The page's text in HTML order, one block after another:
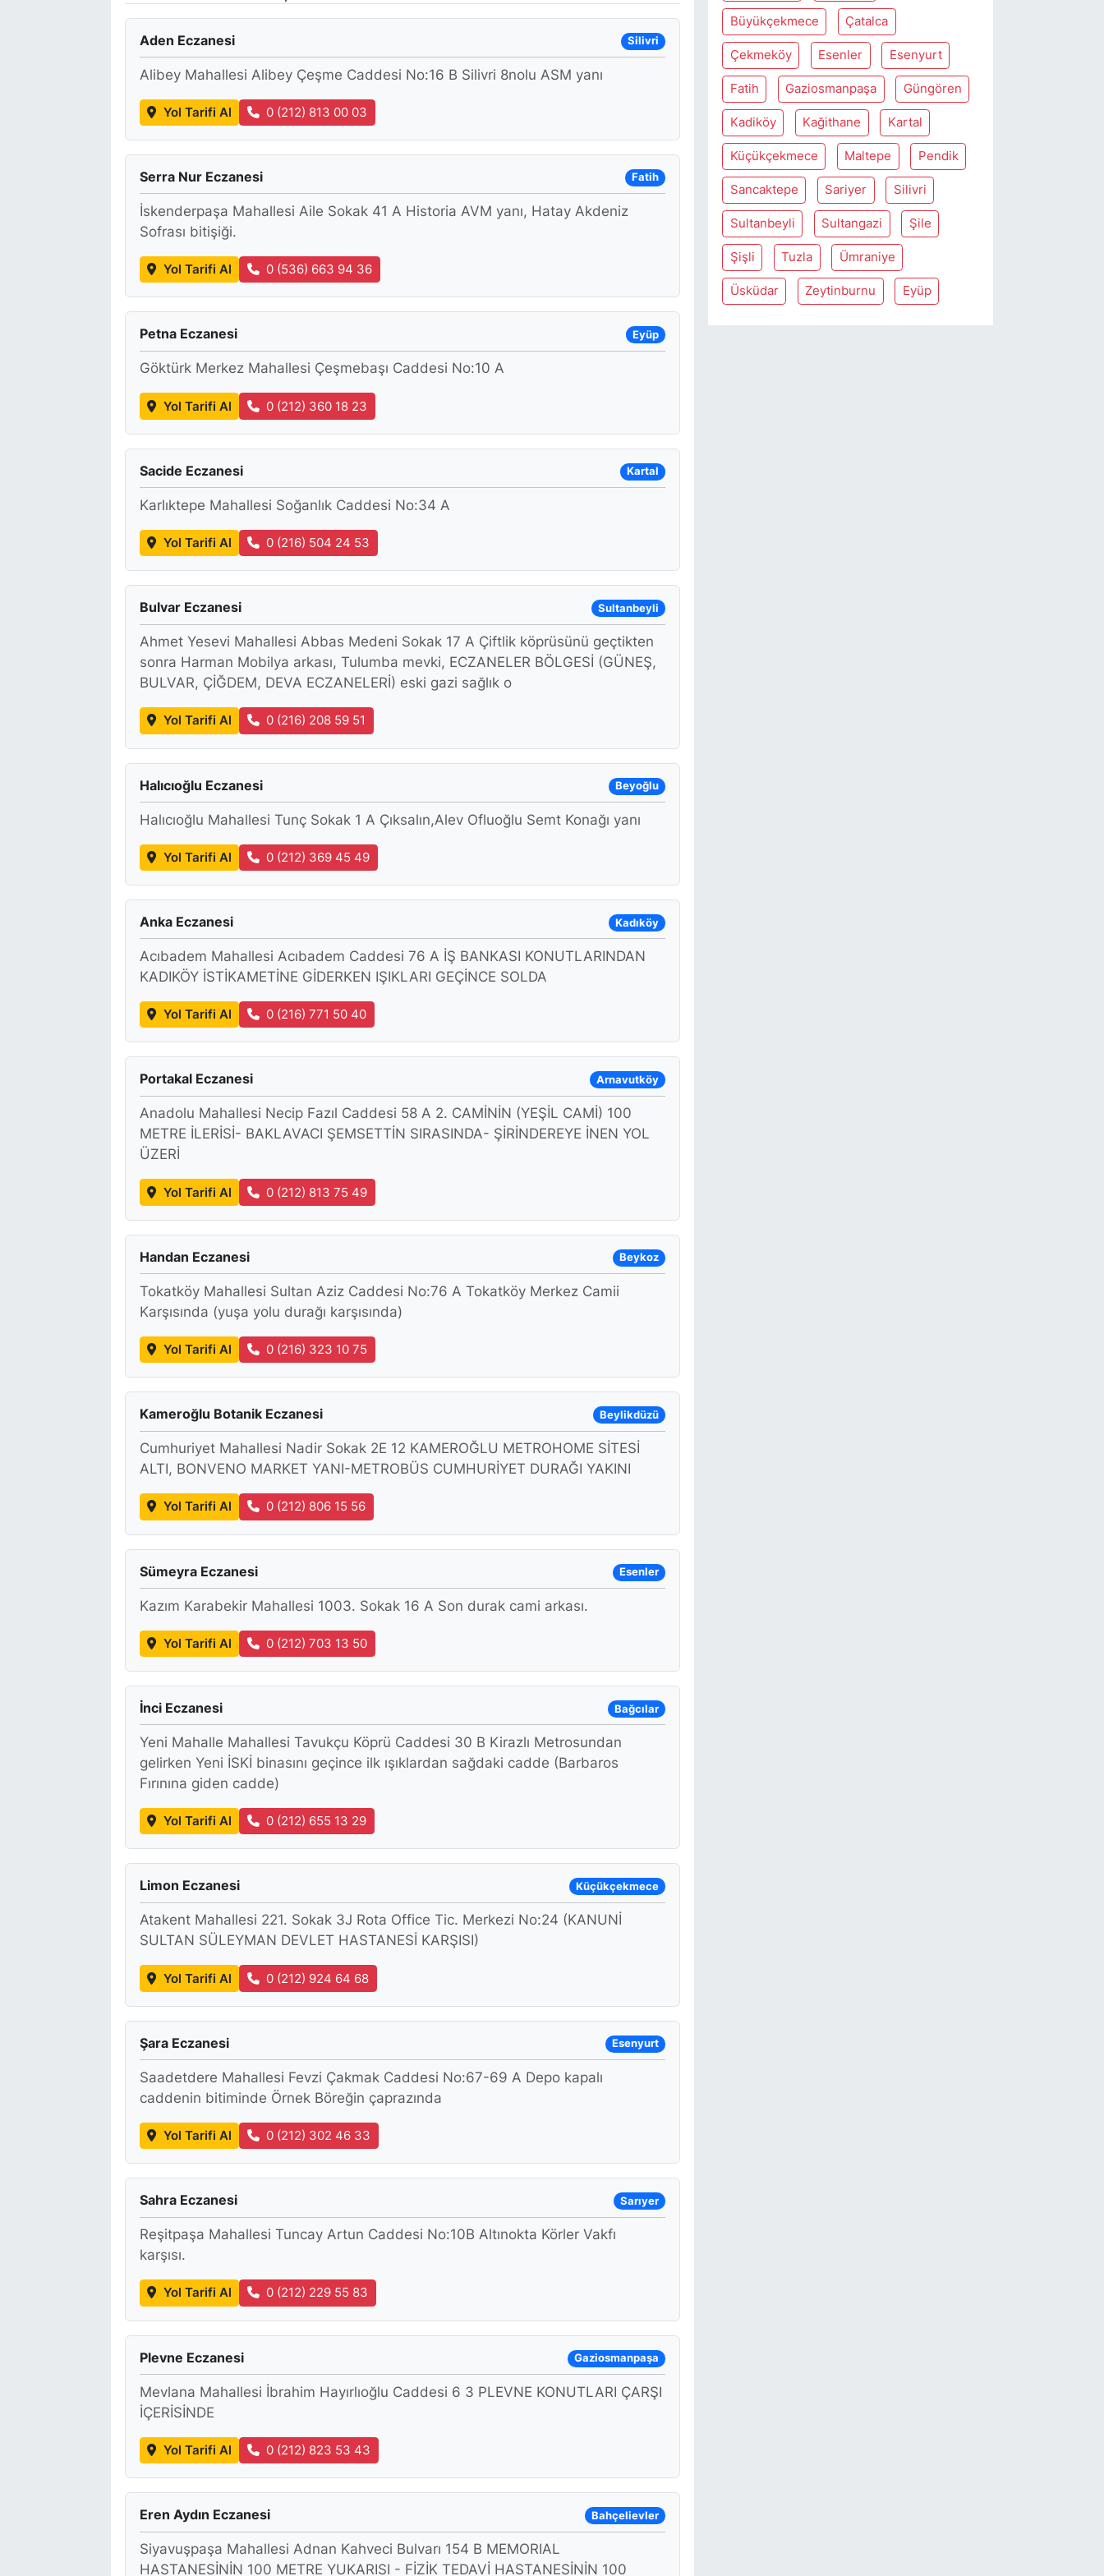
Aden Eczanesi Silivri
Alibey Mahallesi Alibey Çeşme Caddesi No:16 B Silivri 8nolu ASM yanı
Yol Tarifi Al 0 (212) 813 00 03
Serra Nur Eczanesi Fatih
İskenderpaşa Mahallesi Aile Sokak 41 A Historia AVM yanı, Hatay Akdeniz
Sofrası bitişiği.
Yol Tarifi Al 0 (536) 663 94 36
Petna Eczanesi Eyüp
Göktürk Merkez Mahallesi Çeşmebaşı Caddesi No:10 A
Yol Tarifi Al 0 (212) 360 18 23
Sacide Eczanesi Kartal
Karlıktepe Mahallesi Soğanlık Caddesi No:34 A
Yol Tarifi Al 0 (216) 504 24 53
Bulvar Eczanesi Sultanbeyli
Ahmet Yesevi Mahallesi Abbas Medeni Sokak 17 A Çiftlik köprüsünü geçtikten
sonra Harman Mobilya arkası, Tulumba mevki, ECZANELER BÖLGESİ (GÜNEŞ,
BULVAR, ÇİĞDEM, DEVA ECZANELERİ) eski gazi sağlık o
Yol Tarifi Al 0 (216) 208 59 51
Halıcıoğlu Eczanesi Beyoğlu
Halıcıoğlu Mahallesi Tunç Sokak 1 A Çıksalın,Alev Ofluoğlu Semt Konağı yanı
Yol Tarifi Al 0 (212) 369 45 49
Anka Eczanesi Kadıköy
Acıbadem Mahallesi Acıbadem Caddesi 76 A İŞ BANKASI KONUTLARINDAN
KADIKÖY İSTİKAMETİNE GİDERKEN IŞIKLARI GEÇİNCE SOLDA
Yol Tarifi Al 0 (216) 771 50 40
Portakal Eczanesi Arnavutköy
Anadolu Mahallesi Necip Fazıl Caddesi 58 A 2. CAMİNİN (YEŞİL CAMİ) 100
METRE İLERİSİ- BAKLAVACI ŞEMSETTİN SIRASINDA- ŞİRİNDEREYE İNEN YOL
ÜZERİ
Yol Tarifi Al 0 (212) 813 75 49
Handan Eczanesi Beykoz
Tokatköy Mahallesi Sultan Aziz Caddesi No:76 A Tokatköy Merkez Camii
Karşısında (yuşa yolu durağı karşısında)
Yol Tarifi Al 0 (216) 323 10 75
Kameroğlu Botanik Eczanesi Beylikdüzü
Cumhuriyet Mahallesi Nadir Sokak 2E 12 KAMEROĞLU METROHOME SİTESİ
ALTI, BONVENO MARKET YANI-METROBÜS CUMHURİYET DURAĞI YAKINI
Yol Tarifi Al 0 (212) 806 15 56
Sümeyra Eczanesi Esenler
Kazım Karabekir Mahallesi 1003. Sokak 16 A Son durak cami arkası.
Yol Tarifi Al 0 (212) 703 13 50
İnci Eczanesi Bağcılar
Yeni Mahalle Mahallesi Tavukçu Köprü Caddesi 30 B Kirazlı Metrosundan
gelirken Yeni İSKİ binasını geçince ilk ışıklardan sağdaki cadde (Barbaros
Fırınına giden cadde)
Yol Tarifi Al 0 (212) 655 13 29
Limon Eczanesi Küçükçekmece
Atakent Mahallesi 221. Sokak 3J Rota Office Tic. Merkezi No:24 (KANUNİ
SULTAN SÜLEYMAN DEVLET HASTANESİ KARŞISI)
Yol Tarifi Al 0 (212) 924 64 68
Şara Eczanesi Esenyurt
Saadetdere Mahallesi Fevzi Çakmak Caddesi No:67-69 A Depo kapalı
caddenin bitiminde Örnek Böreğin çaprazında
Yol Tarifi Al 0 (212) 302 46 33
Sahra Eczanesi Sarıyer
Reşitpaşa Mahallesi Tuncay Artun Caddesi No:10B Altınokta Körler Vakfı
karşısı.
Yol Tarifi Al 0 (212) 229 55 83
Plevne Eczanesi Gaziosmanpaşa
Mevlana Mahallesi İbrahim Hayırlıoğlu Caddesi 6 3 PLEVNE KONUTLARI ÇARŞI
İÇERİSİNDE
Yol Tarifi Al 0 (212) 823 53 43
Eren Aydın Eczanesi Bahçelievler
Siyavuşpaşa Mahallesi Adnan Kahveci Bulvarı 154 B MEMORIAL
HASTANESİNİN 100 METRE YUKARISI - FİZİK TEDAVİ HASTANESİNİN 100
Büyükçekmece Çatalca
Çekmeköy Esenler Esenyurt
Fatih Gaziosmanpaşa Güngören
Kadiköy Kağithane Kartal
Küçükçekmece Maltepe Pendik
Sancaktepe Sariyer Silivri
Sultanbeyli Sultangazi Şile
Şişli Tuzla Ümraniye
Üsküdar Zeytinburnu Eyüp